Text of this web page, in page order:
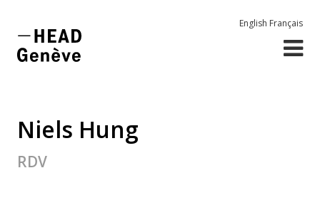
English Français
Niels Hung
RDV